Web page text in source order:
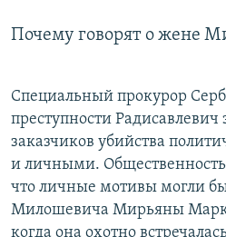
Почему говорят о жене
Специальный прокурор
преступности
заказчиков убийства
и личными. Общественность
что личные мотивы могли
Милошевича Мирьяны
когда она охотно